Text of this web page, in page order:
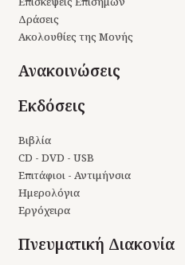
Δράσεις
Ακολουθίες της Μονής
Ανακοινώσεις
Εκδόσεις
Βιβλία
CD - DVD - USB
Επιτάφιοι - Αντιμήνσια
Ημερολόγια
Εργόχειρα
Πνευματική Διακονία